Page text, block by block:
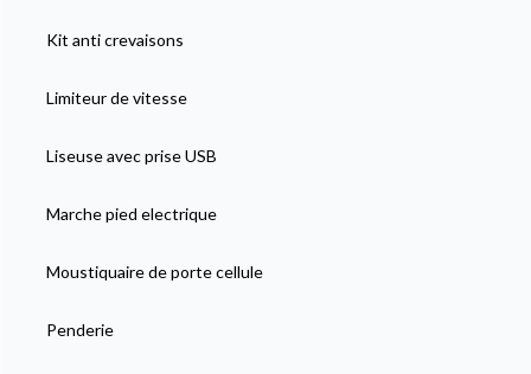
Kit anti crevaisons
Limiteur de vitesse
Liseuse avec prise USB
Marche pied electrique
Moustiquaire de porte cellule
Penderie